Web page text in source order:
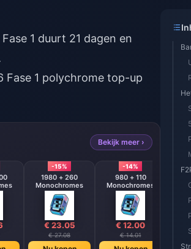
1 duurt 21 dagen en
Fase 1 polychrome top-up
Bekijk meer ›
-15%
1980 + 260
Monochromes
€ 23.05
€ 27.08
-14%
980 + 110
Monochromes
€ 12.00
€ 14.01